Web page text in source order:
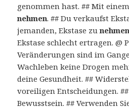
genommen hast. ## Mit
nehmen. ## Du verkaufst
jemanden, Ekstase zu
Ekstase schlecht ertragen. @
Veränderungen sind im
Wachleben keine Drogen
deine Gesundheit. ##
voreiligen Entscheidungen.
Bewusstsein. ## Verwenden